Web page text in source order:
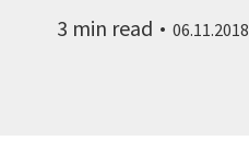
3 min read 06.11.2018